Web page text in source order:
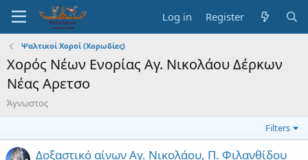
Log in Register
Ψαλτικοί Χοροί (Χορωδίες)
Χορός Νέων Ενορίας Αγ. Νικολάου Δέρκων
Νέας Αρετσο
Άγνωστος
Filters
Δοξαστικό αίνων Αγ. Νικολάου, Π. Φιλανθίδου